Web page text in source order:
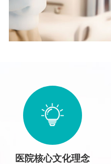
医院核心文化理念